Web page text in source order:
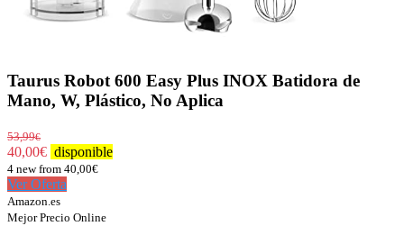
Taurus Robot 600 Easy Plus INOX Batidora de
Mano, W, Plástico, No Aplica
53,99€
40,00€ disponible
4 new from 40,00€
Ver Oferta
Amazon.es
Mejor Precio Online